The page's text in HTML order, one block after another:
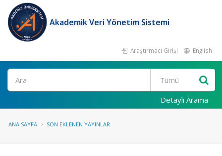
Akademik Veri Yönetim Sistemi
Araştırmacı Girişi English
Ara
Detaylı Arama
ANA SAYFA SON EKLENEN YAYINLAR